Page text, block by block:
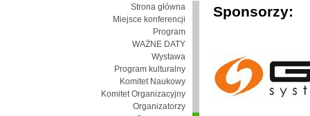
Strona główna
Miejsce konferencji
Program
WAŻNE DATY
Wystawa
Program kulturalny
Komitet Naukowy
Komitet Organizacyjny
Organizatorzy
Sponsorzy: